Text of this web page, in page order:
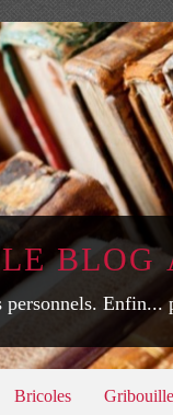
BLOG
personnels.
Bricoles